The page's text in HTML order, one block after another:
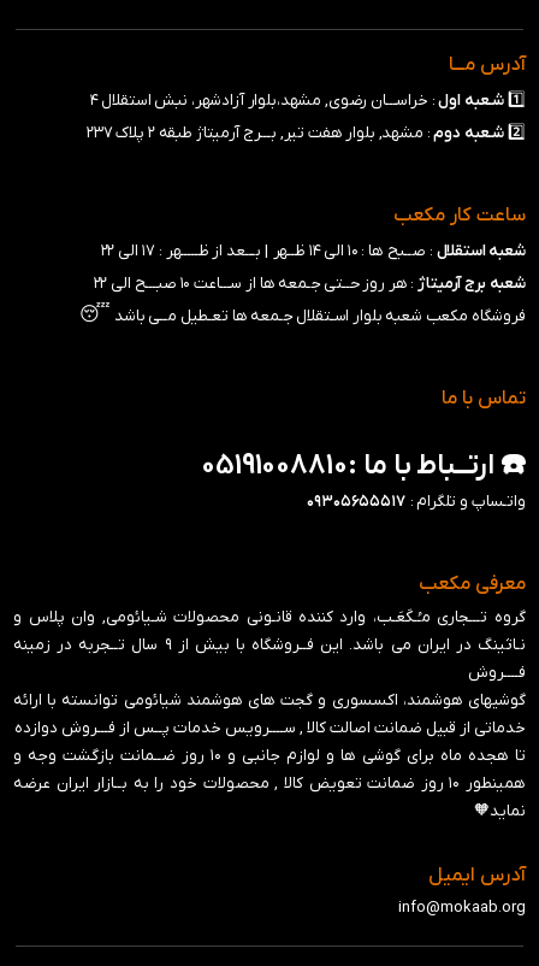
آدرس مـــا
1️⃣ شـعبه اول: خراســـان رضوی, مشهد،بلوار آزادشهر، نبش استقلال ۴
2️⃣ شـعبه دوم: مشهد, بلوار هفت تیر, بـــرج آرمیتاژ طبقه ۲ پلاک ۲۳۷
ساعت کار مکعب
شعبه استقلال : صــبح ها : ۱۰ الی ۱۴ ظــهر |
بـــعد از ظـــــهر : ۱۷ الی ۲۲
شعبه برج آرمیتاژ : هر روز حــتی جـمعه ها از ســـاعت ۱۰ صبـــح الی ۲۲
فروشگاه مکعب شعبه بلوار اسـتقلال جـمعه ها تعـطیل مــی باشد
😴
تماس با ما
☎️ ارتــباط با ما :05191008810
واتـساپ و تلگرام : ۰۹۳۰۵۶۵۵۵۱۷
معرفی مکعب
گروه تـــجاری مـُـکَعَـب، وارد کننده قانـونی محصولات شـیائومی, وان پلاس و
نـاثینگ در ایران می باشد. این فــروشگاه با بیش از ۹ سال تــجربه در زمینه
فــــروش
گوشیهای هوشمند، اکسسوری و گجت های هوشمند شیائومی توانسته با ارائه
خدماتی از قبیل ضمانت اصالت کالا , ســــرویس خدمات پــس از فـــروش دوازده
تا هجده ماه برای گوشی ها و لوازم جانبی و ‍۱۰ روز ضــمانت بازگشت وجه و
همینطور ۱۰ روز ضمانت تعویض کالا , محصولات خود را به بــازار ایران عرضه
نماید🧡
آدرس ایمیل
info@mokaab.org